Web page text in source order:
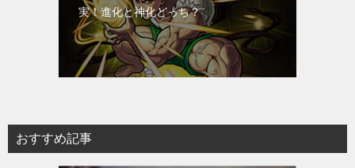
実！進化と神化どっち？
おすすめ記事